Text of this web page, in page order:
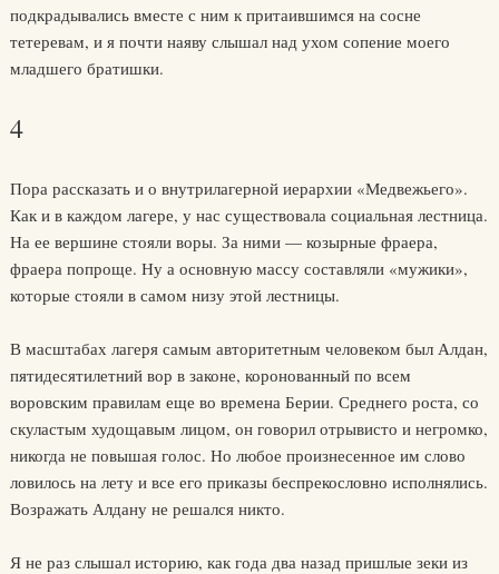
подкрадывались вместе с ним к притаившимся на сосне
тетеревам, и я почти наяву слышал над ухом сопение моего
младшего братишки.
4
Пора рассказать и о внутрилагерной иерархии «Медвежьего».
Как и в каждом лагере, у нас существовала социальная лестница.
На ее вершине стояли воры. За ними — козырные фраера,
фраера попроще. Ну а основную массу составляли «мужики»,
которые стояли в самом низу этой лестницы.
В масштабах лагеря самым авторитетным человеком был Алдан,
пятидесятилетний вор в законе, коронованный по всем
воровским правилам еще во времена Берии. Среднего роста, со
скуластым худощавым лицом, он говорил отрывисто и негромко,
никогда не повышая голос. Но любое произнесенное им слово
ловилось на лету и все его приказы беспрекословно исполнялись.
Возражать Алдану не решался никто.
Я не раз слышал историю, как года два назад пришлые зеки из